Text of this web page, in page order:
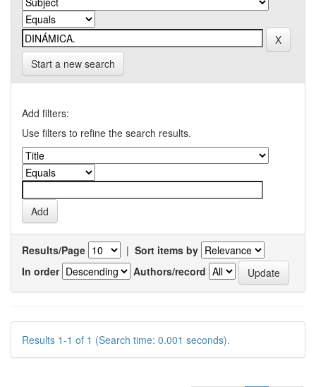
Start a new search
Add filters:
Use filters to refine the search results.
Results/Page | Sort items by
In order
Authors/record
Results 1-1 of 1 (Search time: 0.001 seconds).